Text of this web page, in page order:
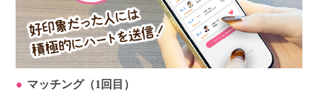
マッチング（1回目）